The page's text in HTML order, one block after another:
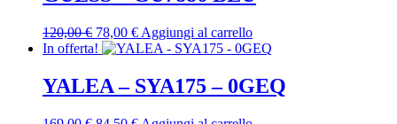
290,00 €.203,00 €.
120,00€ Il
prezzo
era:
120,00 €.
78,00 €Il
prezzo
è:
78,00 €.
Aggiungi al carrello
In offerta!
YALEA – SYA175 – 0GEQ